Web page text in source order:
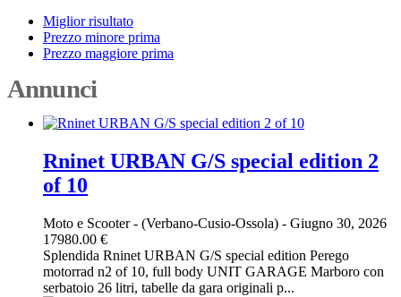
Miglior risultato
Prezzo minore prima
Prezzo maggiore prima
Annunci
Rninet URBAN G/S special edition 2
of 10
Moto e Scooter- (Verbano-Cusio-Ossola) - Giugno 30, 2026
17980.00 €
Splendida Rninet URBAN G/S special edition Perego
motorrad n2 of 10, full body UNIT GARAGE Marboro con
serbatoio 26 litri, tabelle da gara originali p...